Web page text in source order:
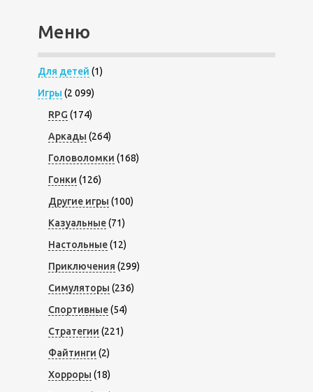
Меню
Для детей (1)
Игры (2 099)
RPG (174)
Аркады (264)
Головоломки (168)
Гонки (126)
Другие игры (100)
Казуальные(71)
Настольные(12)
Приключения (299)
Симуляторы (236)
Спортивные(54)
Стратегии (221)
Файтинги (2)
Хорроры (18)